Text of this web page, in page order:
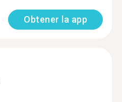
Obtener la app